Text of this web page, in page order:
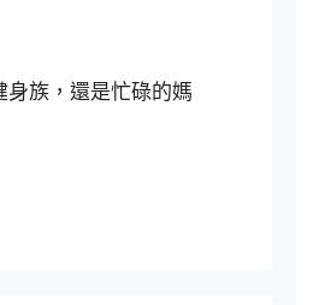
族，還是忙碌的媽